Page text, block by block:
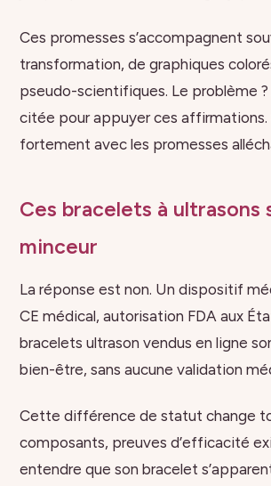
Ces promesses s’accompagnent
transformation, de graphiques
pseudo-scientifiques. Le problème
citée pour appuyer ces
fortement avec les promesses
Ces bracelets à ultrasons
minceur
La réponse est non. Un dispositif
CE médical, autorisation FDA aux
bracelets ultrason vendus en ligne
bien-être, sans aucune validation
Cette différence de statut change
composants, preuves d’efficacité
entendre que son bracelet